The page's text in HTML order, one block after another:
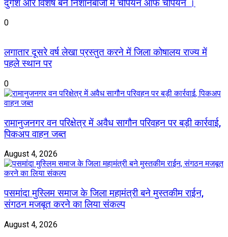
दुर्गेश और विशेष बने निशानेबाजी में चैंपियन ऑफ चैंपियन ।
0
लगातार दूसरे वर्ष लेखा प्रस्तुत करने में जिला कोषालय राज्य में
पहले स्थान पर
0
रामानुजनगर वन परिक्षेत्र में अवैध सागौन परिवहन पर बड़ी कार्रवाई,
पिकअप वाहन जब्त
August 4, 2026
पसमांदा मुस्लिम समाज के जिला महामंत्री बने मुस्तकीम राईन,
संगठन मजबूत करने का लिया संकल्प
August 4, 2026